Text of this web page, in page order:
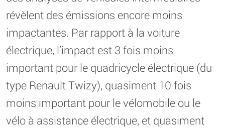
révèlent des émissions encore moins
impactantes. Par rapport à la voiture
électrique, l’impact est 3 fois moins
important pour le quadricycle électrique (du
type Renault Twizy), quasiment 10 fois
moins important pour le vélomobile ou le
vélo à assistance électrique, et quasiment